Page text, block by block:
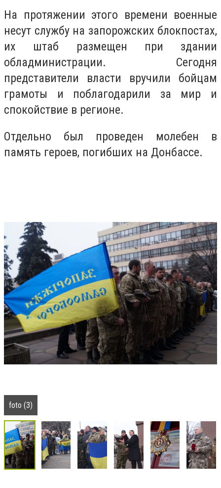
На протяжении этого времени военные
несут службу на запорожских блокпостах,
их штаб размещен при здании
обладминистрации. Сегодня
представители власти вручили бойцам
грамоты и поблагодарили за мир и
спокойствие в регионе.
Отдельно был проведен молебен в
память героев, погибших на Донбассе.
foto (3)